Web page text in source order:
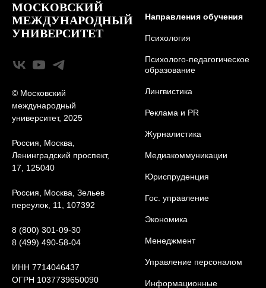
МОСКОВСКИЙ
МЕЖДУНАРОДНЫЙ
УНИВЕРСИТЕТ
© Московский
международный
университет, 2025
Россия, Москва,
Ленинградский проспект,
17, 125040
Россия, Москва, Зельев
переулок, 11, 107392
8 (800) 301-09-30
8 (499) 490-58-04
ИНН 7714046437
ОГРН 1037739650090
Направления обучения
Психология
Психолого-педагогическое
образование
Лингвистика
Реклама и PR
Журналистика
Медиакоммуникации
Юриcпруденция
Гос. управление
Экономика
Менеджмент
Управление персоналом
Информационные